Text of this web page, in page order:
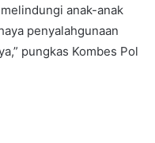
anak-anak
penyalahgunaan
pungkas Kombes Pol